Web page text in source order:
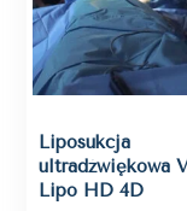
Liposukcja
ultradźwiękowa
Lipo HD 4D